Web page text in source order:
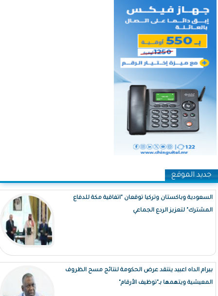
جديد الموقع
السعودية وباكستان وتركيا توقعان "اتفاقية مكة للدفاع
المشترك" لتعزيز الردع الجماعي
بيرام الداه اعبيد ينتقد عرض الحكومة لنتائج مسح الظروف
المعيشية ويتهمها بـ"توظيف الأرقام"